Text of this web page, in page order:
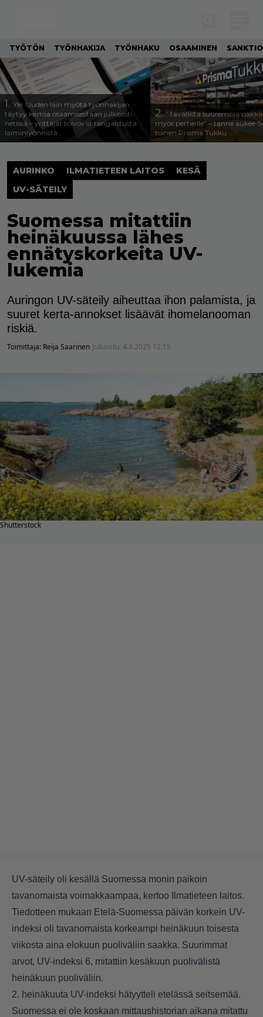
TYÖTÖN TYÖNHAKIJA TYÖNHAKU OSAAMINEN SANKTIO
1. Yle: Uuden lain myötä työnhakijan
täytyy kertoa osaamisestaan julkisesti
netissä – yrittäjät toivovat rangaistusta
laiminlyönnistä
2.”Tavallista suurempia
myös perheille” – tänne aukee
toinen Prisma Tukku
AURINKO ILMATIETEEN LAITOS
KESÄ
UV-SÄTEILY
Suomessa mitattiin
heinäkuussa lähes
ennätyskorkeita UV-
lukemia
Auringon UV-säteily aiheuttaa ihon palamista, ja
suuret kerta-annokset lisäävät ihomelanooman
riskiä.
Toimittaja: Reija Saarinen Julkaistu: 4.9.2025 12:15
Shutterstock
UV-säteily oli kesällä Suomessa monin paikoin
tavanomaista voimakkaampaa, kertoo Ilmatieteen laitos.
Tiedotteen mukaan Etelä-Suomessa päivän korkein UV-
indeksi oli tavanomaista korkeampi heinäkuun toisesta
viikosta aina elokuun puoliväliin saakka. Suurimmat
arvot, UV-indeksi 6, mitattiin kesäkuun puolivälistä
heinäkuun puoliväliin.
2. heinäkuuta UV-indeksi hätyytteli etelässä seitsemää.
Suomessa ei ole koskaan mittaushistorian aikana mitattu